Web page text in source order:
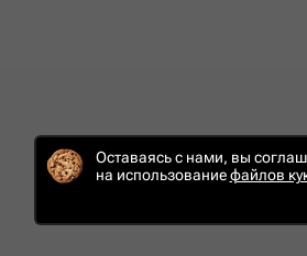
Оставаясь с нами, вы
на использованиефайлов